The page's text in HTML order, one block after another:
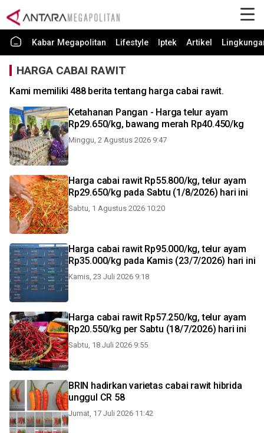
Kabar Megapolitan Lifestyle Iptek Artikel
HARGA CABAI RAWIT
Kami memiliki 488 berita tentang harga cabai rawit.
Ketahanan Pangan - Harga telur ayam
Rp29.650/kg, bawang merah Rp40.450/kg
Minggu, 2 Agustus 2026 9:47
Harga cabai rawit Rp55.800/kg, telur ayam
Rp29.650/kg pada Sabtu (1/8/2026) hari ini
Sabtu, 1 Agustus 2026 10:20
Harga cabai rawit Rp95.000/kg, telur ayam
Rp35.000/kg pada Kamis (23/7/2026) hari ini
Kamis, 23 Juli 2026 9:18
Harga cabai rawit Rp57.250/kg, telur ayam
Rp20.550/kg per Sabtu (18/7/2026) hari ini
Sabtu, 18 Juli 2026 9:55
BRIN hadirkan varietas cabai rawit hibrida
unggul CR 58
Jumat, 17 Juli 2026 11:42